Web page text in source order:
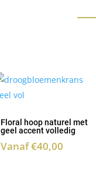
Floral hoop naturel met
geel accent volledig
Vanaf€40,00